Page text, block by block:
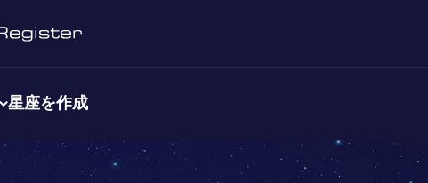
星座を作成